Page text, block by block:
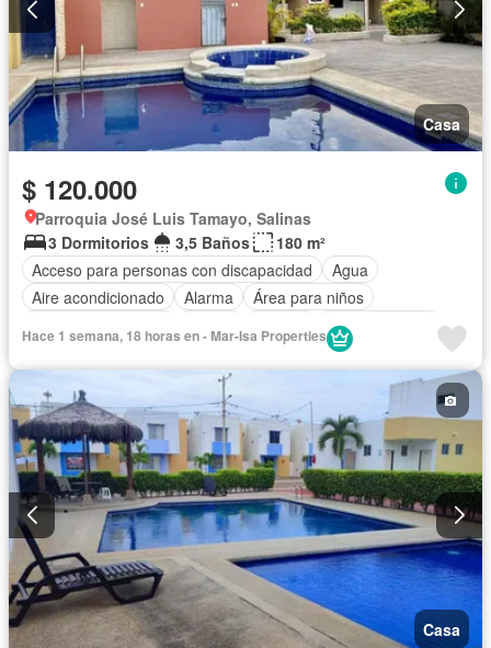
Casa
$ 120.000
Parroquia José Luis Tamayo, Salinas
3 Dormitorios
3,5 Baños
180 m²
Acceso para personas con discapacidad
Agua
Aire acondicionado
Alarma
Área para niños
Cocina integral
Estacionamiento
Garita de guardianía
Internet
Patio
Piscina
Conserje Seguridad Wifi Sin amoblar
Hace 1 semana, 18 horas en - Mar-Isa Properties
Casa